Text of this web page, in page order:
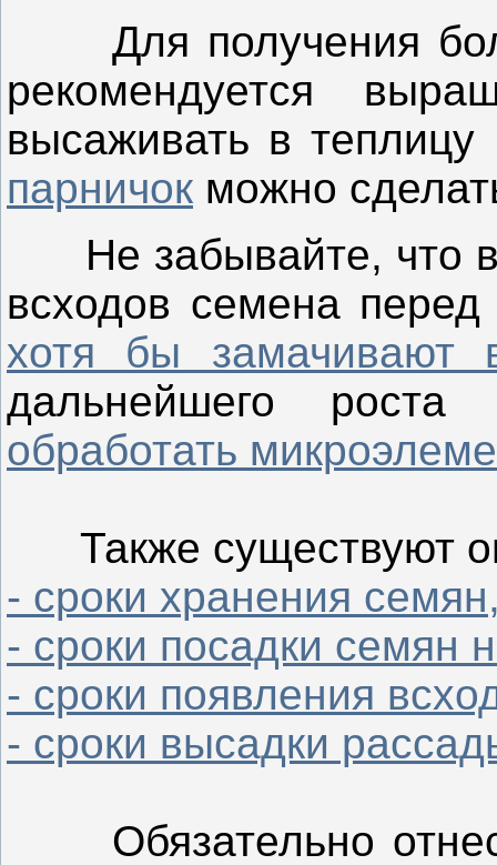
Для получения
рекомендуется
высаживать в
парничок можно
Не забывайте, что
всходов семена
хотя бы замачивают
дальнейшего
обработать
Также существуют
- сроки хранения
- сроки посадки семян
- сроки появления
- сроки высадки
Обязательно